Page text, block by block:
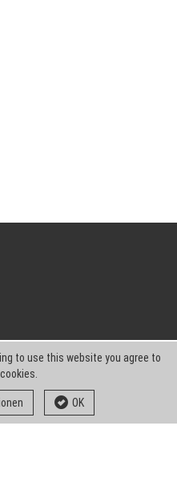
to use this website you agree to
OK